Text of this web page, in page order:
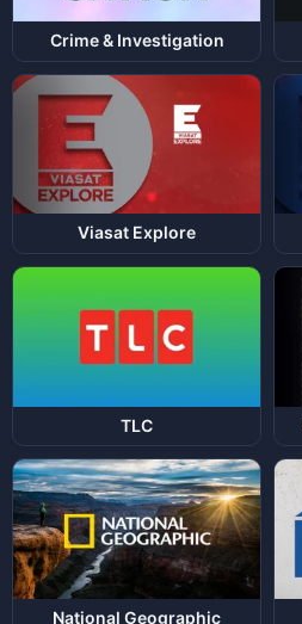
Crime & Investigation
Viasat Explore
TLC
National Geographic